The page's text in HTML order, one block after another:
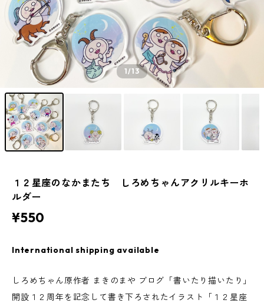
1/13
１２星座のなかまたち しろめちゃんアクリルキーホ
ルダー
¥550
International shipping available
しろめちゃん原作者 まきのまや ブログ「書いたり描いたり」
開設１２周年を記念して書き下ろされたイラスト「１２星座